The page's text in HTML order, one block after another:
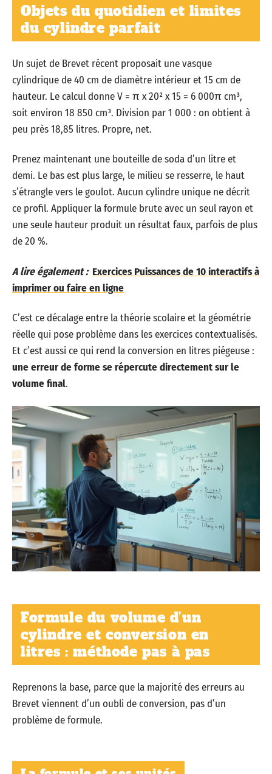
Objets du quotidien et limites
du cylindre parfait
Un sujet de Brevet récent proposait une vasque
cylindrique de 40 cm de diamètre intérieur et 15 cm de
hauteur. Le calcul donne V = π x 20² x 15 = 6 000π cm³,
soit environ 18 850 cm³. Division par 1 000 : on obtient à
peu près 18,85 litres. Propre, net.
Prenez maintenant une bouteille de soda d’un litre et
demi. Le bas est plus large, le milieu se resserre, le haut
s’étrangle vers le goulot. Aucun cylindre unique ne décrit
ce profil. Appliquer la formule brute avec un seul rayon et
une seule hauteur produit un résultat faux, parfois de plus
de 20 %.
A lire également : Exercices Puissances de 10 interactifs à
imprimer ou faire en ligne
C’est ce décalage entre la théorie scolaire et la géométrie
réelle qui pose problème dans les exercices contextualisés.
Et c’est aussi ce qui rend la conversion en litres piégeuse :
une erreur de forme se répercute directement sur le
volume final.
Formule du volume d’un
cylindre et conversion en
litres : méthode pas à pas
Reprenons la base, parce que la majorité des erreurs au
Brevet viennent d’un oubli de conversion, pas d’un
problème de formule.